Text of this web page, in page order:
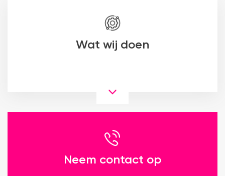
Wat wij doen
Neem contact op